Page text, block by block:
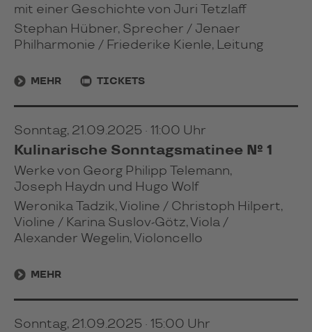
mit einer Geschichte von Juri Tetzlaff
Stephan Hübner, Sprecher / Jenaer
Philharmonie / Friederike Kienle, Leitung
MEHR TICKETS
Sonntag, 21.09.2025 · 11:00 Uhr
Kulinarische Sonntagsmatinee № 1
Werke von Georg Philipp Telemann,
Joseph Haydn und Hugo Wolf
Weronika Tadzik, Violine / Christoph Hilpert,
Violine / Karina Suslov-Götz, Viola /
Alexander Wegelin, Violoncello
MEHR
Sonntag, 21.09.2025 · 15:00 Uhr